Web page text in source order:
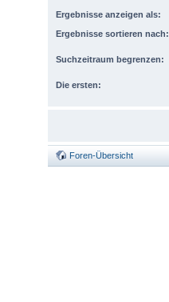
Ergebnisse anzeigen als:
Ergebnisse sortieren nach:
Suchzeitraum begrenzen:
Die ersten:
Foren-Übersicht